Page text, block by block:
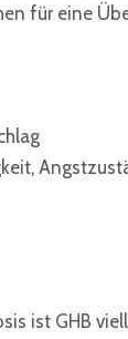
für eine
ist GHB